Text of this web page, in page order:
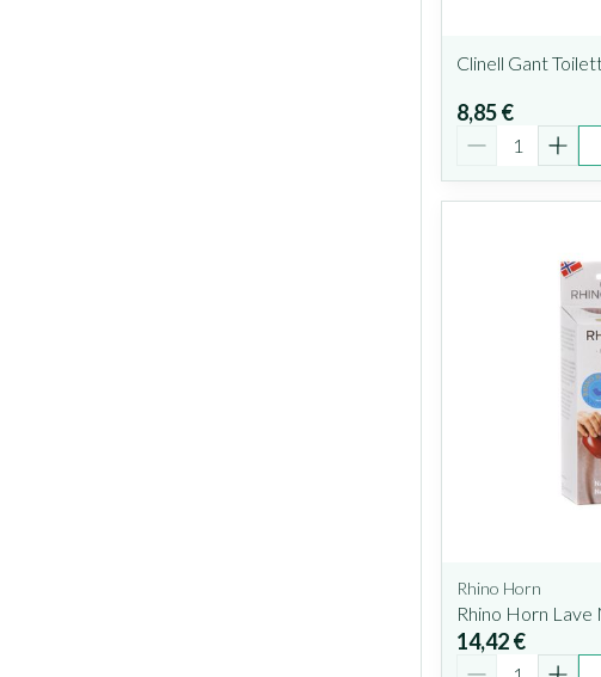
Clinell Gant
8,85 €
Quantité
Rhino Horn
Rhino Horn Lave
14,42 €
Quantité